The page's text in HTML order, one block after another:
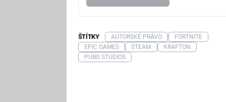
ŠTÍTKY AUTORSKÉ PRÁVO
FORTNITE
EPIC GAMES
STEAM
KRAFTON
PUBG STUDIOS